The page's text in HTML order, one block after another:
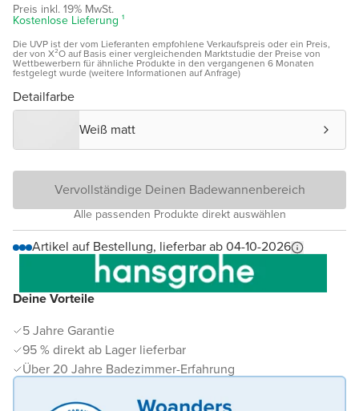
Deine Vorteile
5 Jahre Garantie
95 % direkt ab Lager lieferbar
Über 20 Jahre Badezimmer-Erfahrung
Preis inkl. 19% MwSt.
Kostenlose Lieferung ¹
Die UVP ist der vom Lieferanten empfohlene Verkaufspreis oder ein Preis,
der von X²O auf Basis einer vergleichenden Marktstudie der Preise von
Wettbewerbern für ähnliche Produkte in den vergangenen 6 Monaten
festgelegt wurde (weitere Informationen auf Anfrage)
Detailfarbe
Weiß matt
Vervollständige Deinen Badewannenbereich
Alle passenden Produkte direkt auswählen
Artikel auf Bestellung, lieferbar ab 04-10-2026